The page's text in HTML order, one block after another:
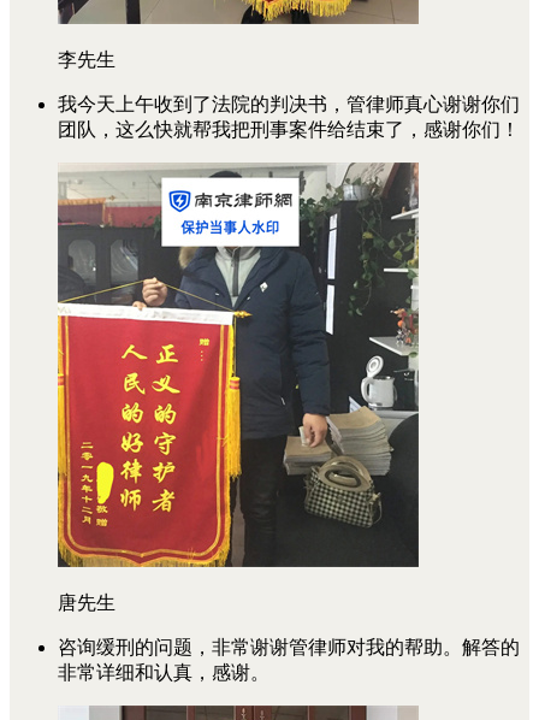
李先生
我今天上午收到了法院的判决书，管律师真心谢谢你们
团队，这么快就帮我把刑事案件给结束了，感谢你们！
唐先生
咨询缓刑的问题，非常谢谢管律师对我的帮助。解答的
非常详细和认真，感谢。